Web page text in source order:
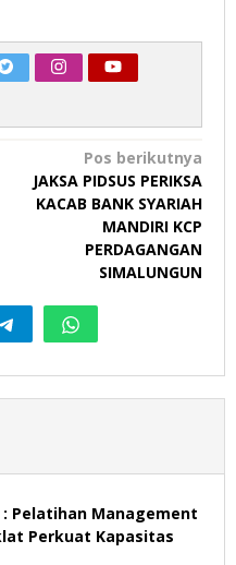
Pos berikutnya
JAKSA PIDSUS PERIKSA
KACAB BANK SYARIAH
MANDIRI KCP
PERDAGANGAN
SIMALUNGUN
: Pelatihan Management
Perkuat Kapasitas